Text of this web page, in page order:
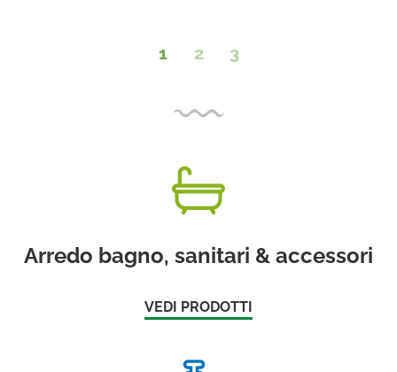
1 2 3
Arredo bagno, sanitari & accessori
VEDI PRODOTTI